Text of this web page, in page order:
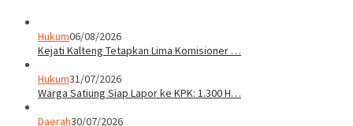
Hukum06/08/2026
Kejati Kalteng Tetapkan Lima Komisioner …
Hukum31/07/2026
Warga Satiung Siap Lapor ke KPK: 1.300 H…
Daerah30/07/2026